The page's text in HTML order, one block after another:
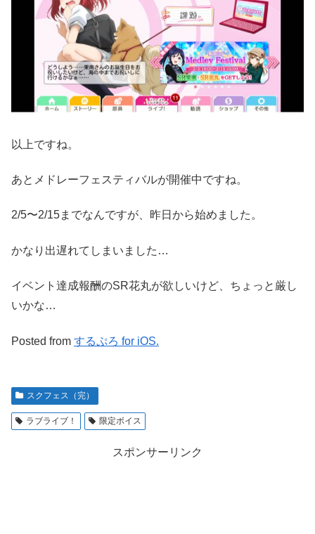
以上ですね。
あとメドレーフェスティバルが開催中ですね。
2/5〜2/15までなんですが、昨日から始めました。
かなり出遅れてしまいました…
イベント達成報酬のSR花丸が欲しいけど、ちょっと厳し
いかな…
Posted from するぷろ for iOS.
スクフェス（完）
ラブライブ！ 限定ボイス
スポンサーリンク